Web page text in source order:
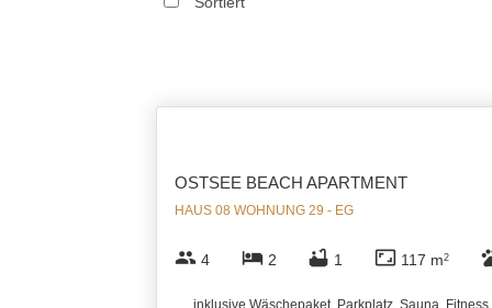
OSTSEE BEACH APARTMENT
HAUS 08 WOHNUNG 29 - EG
group 4 hotel 2 bathtub 1 aspect_ratio 117 m2
inklusive Wäschepaket, Parkplatz, Sauna, Fitness,